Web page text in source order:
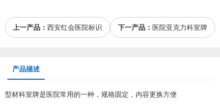
上一产品： 西安红会医院标识 下一产品： 医院亚克力科室牌
产品描述
型材科室牌是医院常用的一种，规格固定，内容更换方便